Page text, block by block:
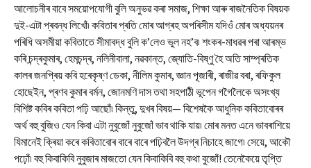
আলোচনীৰ বাবে সময়োপযোগী বুলি অনুভৱ কৰা সমাজ, শিক্ষা আৰু ৰাজনৈতিক বিষয়ক
দুই-এটা প্ৰবন্ধ লিখোঁ৷ কবিতাৰ প্ৰতি মোৰ আগ্ৰহ অপৰিসীম যদিওঁ মোৰ অধ্যয়নৰ
পৰিধি অসমীয়া কবিতাতে সীমাবদ্ধ বুলি ক’লেও ভুল নহ’ব৷ শংকৰ-মাধৱৰ পৰা আৰম্ভ
কৰি চন্দ্ৰকুমাৰ, হেমচন্দ্ৰ, নলিনীবালা, নৱকান্ত, জ্যোতি-বিষ্ণু হৈ অতি সাম্প্ৰতিক
কালৰ জনপ্ৰিয় কবি হৰেকৃষ্ণ ডেকা, নীলিম কুমাৰ, জ্ঞান পূজাৰী, ৰাজীৱ বৰা, ৰফিকুল
হোছেইন, প্ৰণব কুমাৰ বৰ্মন, জোনমণি দাস তথা সহপাঠী ভূপেন গগৈলৈকে অসংখ্য
বিশিষ্ট কবিৰ কবিতা পঢ়ি আছোঁ৷ কিন্তু, দুখৰ বিষয়— বিশেষকৈ আধুনিক কবিতাবোৰৰ
অৰ্থ বহু বুজিও যেন কিবা এটা নুবুজোঁ নুবুজোঁ ভাব থাকি যায়৷ মোৰ মনত এনে ভাবৰাশিয়ে
যিমানেই ক্ৰিয়া কৰে কবিতাবোৰ বাৰে বাৰে পঢ়িবলৈ উদগ্ৰ নিচাহে জাগে৷ সেয়ে, আকৌ
পঢ়োঁ৷ বহু কিবাকিবি নুবুজাৰ মাজতো যেন কিবাকিবি বহু কথা বুজোঁ! তেনেকৈয়ে তৃপ্তি